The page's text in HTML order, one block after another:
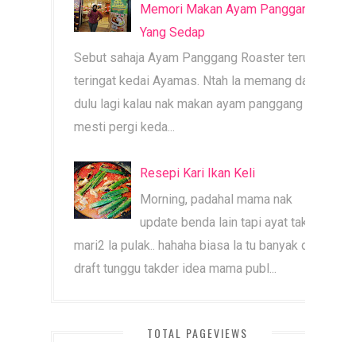
Memori Makan Ayam Panggang
Yang Sedap
Sebut sahaja Ayam Panggang Roaster terus
teringat kedai Ayamas. Ntah la memang dari
dulu lagi kalau nak makan ayam panggang
mesti pergi keda...
Resepi Kari Ikan Keli
Morning, padahal mama nak
update benda lain tapi ayat tak
mari2 la pulak.. hahaha biasa la tu banyak dah
draft tunggu takder idea mama publ...
TOTAL PAGEVIEWS